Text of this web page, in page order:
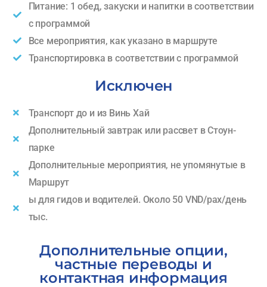
Питание: 1 обед, закуски и напитки в соответствии
с программой
Все мероприятия, как указано в маршруте
Транспортировка в соответствии с программой
Исключен
Транспорт до и из Винь Хай
Дополнительный завтрак или рассвет в Стоун-
парке
Дополнительные мероприятия, не упомянутые в
Маршрут
ы для гидов и водителей. Около 50 VND/pax/день
тыс.
Дополнительные опции,
частные переводы и
контактная информация